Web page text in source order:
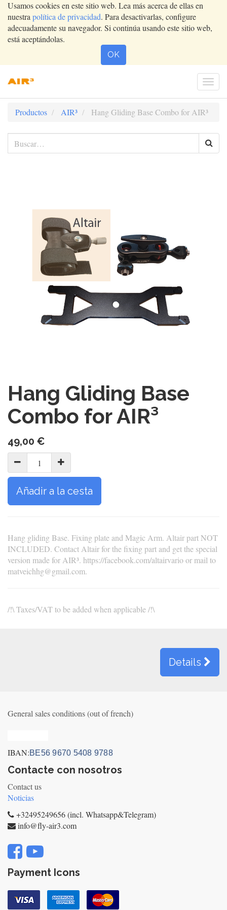
Usamos cookies en este sitio web. Lea más acerca de ellas en
nuestra política de privacidad. Para desactivarlas, configure
adecuadamente su navegador. Si continúa usando este sitio web,
está aceptándolas.
OK
Productos AIR³ Hang Gliding Base Combo for AIR³
Hang Gliding Base
Combo for AIR³
49,00 €
Añadir a la cesta
Hang gliding Base. Fixing plate and Magic Arm. Altair part NOT
INCLUDED. Contact Altair for the fixing part and get the special
version made for AIR³. https://facebook.com/altairvario or mail to
matveichhg@gmail.com.
/!\ Taxes/VAT to be added when applicable /!\
Details
General sales conditions (out of french)
IBAN:BE56 9670 5408 9788
Contacte con nosotros
Contact us
Noticias
+32495249656 (incl. Whatsapp&Telegram)
info@fly-air3.com
Payment Icons